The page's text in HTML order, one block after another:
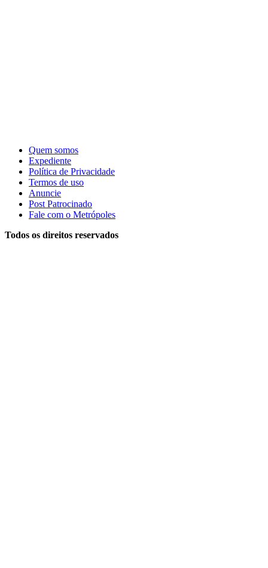
Quem somos
Expediente
Política de Privacidade
Termos de uso
Anuncie
Post Patrocinado
Fale com o Metrópoles
Todos os direitos reservados